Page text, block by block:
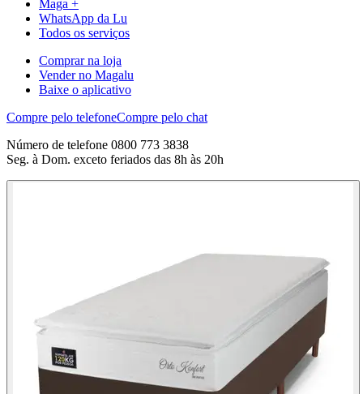
Maga +
WhatsApp da Lu
Todos os serviços
Comprar na loja
Vender no Magalu
Baixe o aplicativo
Compre pelo telefoneCompre pelo chat
Número de telefone 0800 773 3838
Seg. à Dom. exceto feriados das 8h às 20h